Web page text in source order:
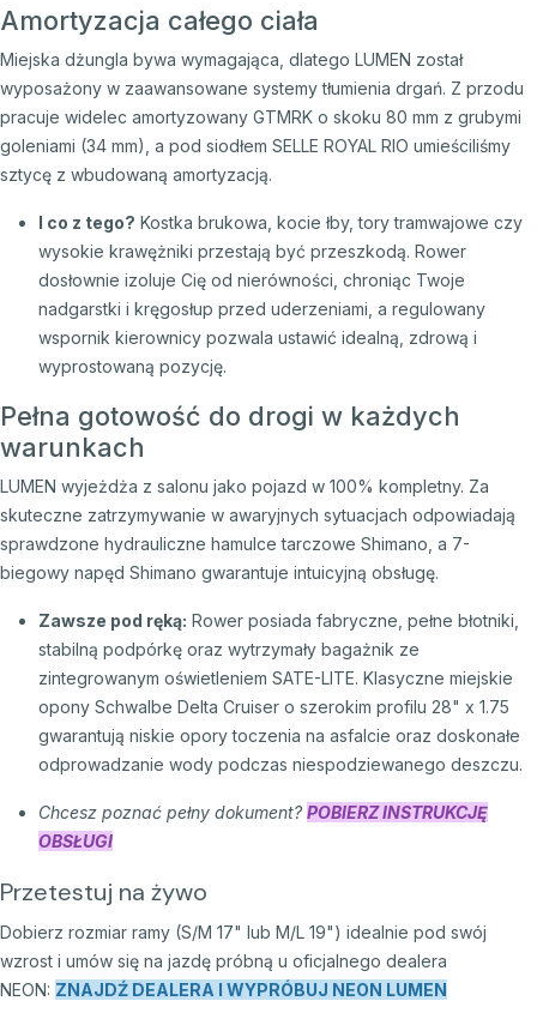
Amortyzacja całego ciała
Miejska dżungla bywa wymagająca, dlatego LUMEN został
wyposażony w zaawansowane systemy tłumienia drgań. Z przodu
pracuje widelec amortyzowany GTMRK o skoku 80 mm z grubymi
goleniami (34 mm), a pod siodłem SELLE ROYAL RIO umieściliśmy
sztycę z wbudowaną amortyzacją.
I co z tego? Kostka brukowa, kocie łby, tory tramwajowe czy
wysokie krawężniki przestają być przeszkodą. Rower
dosłownie izoluje Cię od nierówności, chroniąc Twoje
nadgarstki i kręgosłup przed uderzeniami, a regulowany
wspornik kierownicy pozwala ustawić idealną, zdrową i
wyprostowaną pozycję.
Pełna gotowość do drogi w każdych
warunkach
LUMEN wyjeżdża z salonu jako pojazd w 100% kompletny. Za
skuteczne zatrzymywanie w awaryjnych sytuacjach odpowiadają
sprawdzone hydrauliczne hamulce tarczowe Shimano, a 7-
biegowy napęd Shimano gwarantuje intuicyjną obsługę.
Zawsze pod ręką: Rower posiada fabryczne, pełne błotniki,
stabilną podpórkę oraz wytrzymały bagażnik ze
zintegrowanym oświetleniem SATE-LITE. Klasyczne miejskie
opony Schwalbe Delta Cruiser o szerokim profilu 28" x 1.75
gwarantują niskie opory toczenia na asfalcie oraz doskonałe
odprowadzanie wody podczas niespodziewanego deszczu.
Chcesz poznać pełny dokument? POBIERZ INSTRUKCJĘ
OBSŁUGI
Przetestuj na żywo
Dobierz rozmiar ramy (S/M 17" lub M/L 19") idealnie pod swój
wzrost i umów się na jazdę próbną u oficjalnego dealera
NEON: ZNAJDŹ DEALERA I WYPRÓBUJ NEON LUMEN